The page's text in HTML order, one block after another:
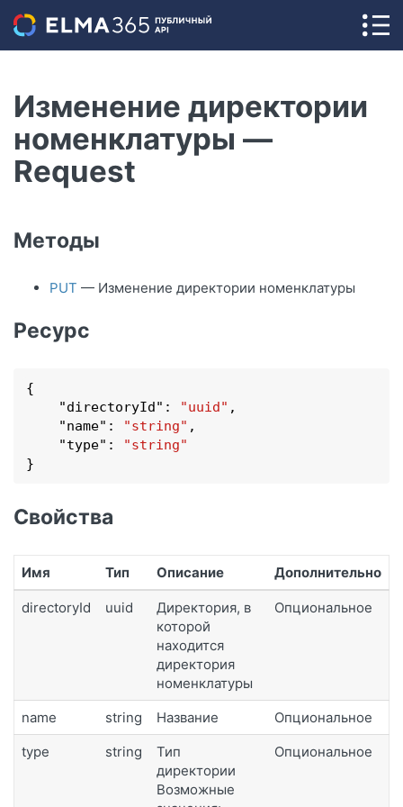
Изменение директории
номенклатуры —
Request
Методы
PUT — Изменение директории номенклатуры
Ресурс
{
    "
directoryId": "uuid" ,
    "
name": "string" ,
    "
type":
"string"
}
Свойства
Имя Тип Описание Дополнительно
directoryId uuid
Директория, в
которой
находится
директория
номенклатуры
Опциональное
name string Название
Опциональное
type
string
Тип
директории
Возможные
Опциональное